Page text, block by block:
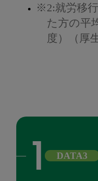
※2:就労移
た方の平
度）（厚
DATA3